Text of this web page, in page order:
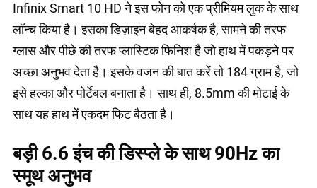
Infinix Smart 10 HD ने इस फोन को एक प्रीमियम लुक के साथ
लॉन्च किया है। इसका डिज़ाइन बेहद आकर्षक है, सामने की तरफ
ग्लास और पीछे की तरफ प्लास्टिक फिनिश है जो हाथ में पकड़ने पर
अच्छा अनुभव देता है। इसके वजन की बात करें तो 184 ग्राम है, जो
इसे हल्का और पोर्टेबल बनाता है। साथ ही, 8.5mm की मोटाई के
साथ यह हाथ में एकदम फिट बैठता है।
बड़ी 6.6 इंच की डिस्प्ले के साथ 90Hz का
स्मूथ अनुभव